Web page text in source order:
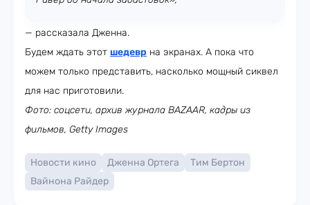
— рассказала Дженна.
Будем ждать этот шедевр на экранах. А пока что
можем только представить, насколько мощный сиквел
для нас приготовили.
Фото: соцсети, архив журнала BAZAAR, кадры из
фильмов, Getty Images
Новости кино Дженна Ортега
Тим Бертон
Вайнона Райдер